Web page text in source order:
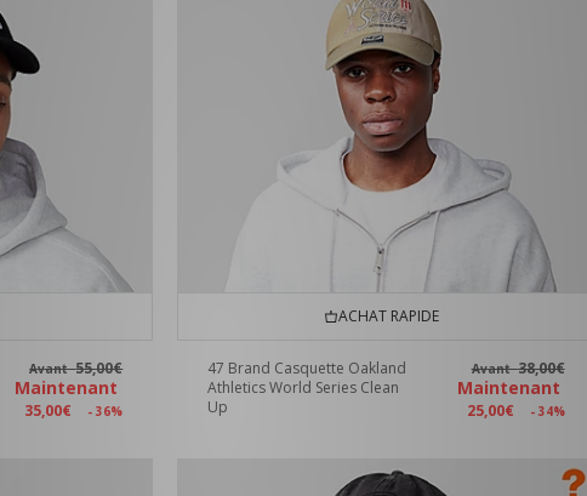
Avant55,00€
Maintenant
35,00€ - 36%
ACHAT RAPIDE
47 Brand Casquette Oakland
Athletics World Series Clean
Up
Avant38,00€
Maintenant
25,00€ - 34%